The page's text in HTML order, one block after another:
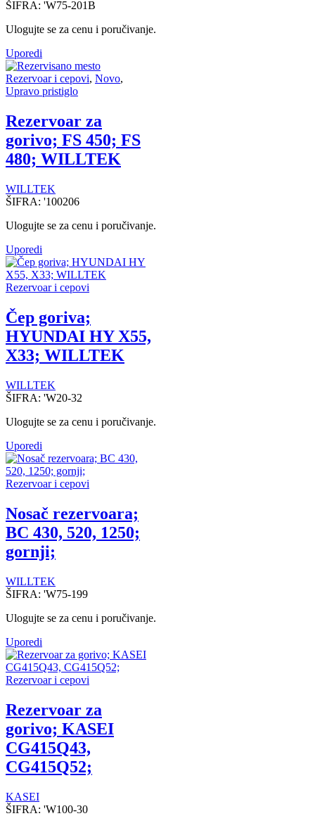
ŠIFRA: 'W75-201B
Ulogujte se za cenu i poručivanje.
Uporedi
Rezervoar i cepovi, Novo,
Upravo pristiglo
Rezervoar za
gorivo; FS 450; FS
480; WILLTEK
WILLTEK
ŠIFRA: '100206
Ulogujte se za cenu i poručivanje.
Uporedi
Rezervoar i cepovi
Čep goriva;
HYUNDAI HY X55,
X33; WILLTEK
WILLTEK
ŠIFRA: 'W20-32
Ulogujte se za cenu i poručivanje.
Uporedi
Rezervoar i cepovi
Nosač rezervoara;
BC 430, 520, 1250;
gornji;
WILLTEK
ŠIFRA: 'W75-199
Ulogujte se za cenu i poručivanje.
Uporedi
Rezervoar i cepovi
Rezervoar za
gorivo; KASEI
CG415Q43,
CG415Q52;
KASEI
ŠIFRA: 'W100-30